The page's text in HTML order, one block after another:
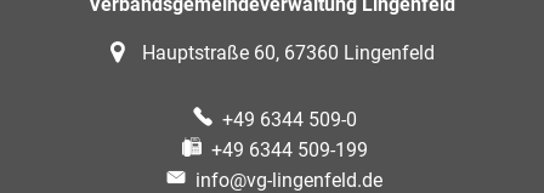
Hauptstraße 60, 67360 Lingenfeld
+49 6344 509-0
+49 6344 509-199
info@vg-lingenfeld.de